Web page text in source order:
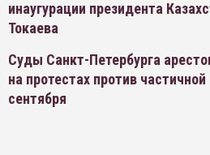
инаугурации президента
Токаева
Суды Санкт-Петербурга
на протестах против
сентября